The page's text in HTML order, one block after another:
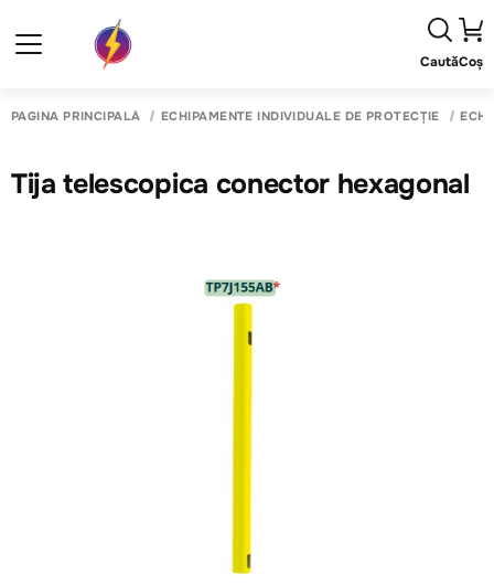
CautăCoș
PAGINA PRINCIPALĂ ECHIPAMENTE INDIVIDUALE DE PROTECȚIE
Tija telescopica conector hexagonal